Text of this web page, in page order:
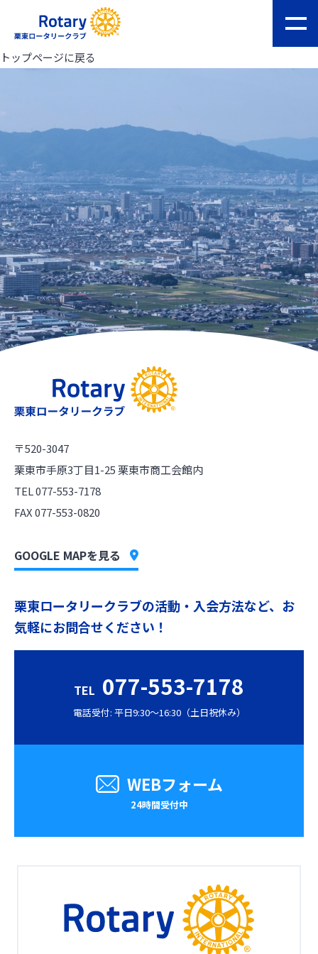
トップページに戻る
〒520-3047
栗東市手原3丁目1-25 栗東市商工会館内
TEL 077-553-7178
FAX 077-553-0820
GOOGLE MAPを見る
栗東ロータリークラブの活動・入会方法など、お
気軽にお問合せください！
TEL 077-553-7178
電話受付: 平日9:30〜16:30（土日祝休み）
WEBフォーム
24時間受付中